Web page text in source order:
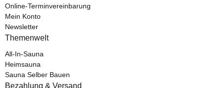
Online-Terminvereinbarung
Mein Konto
Newsletter
Themenwelt
All-In-Sauna
Heimsauna
Sauna Selber Bauen
Bezahlung & Versand